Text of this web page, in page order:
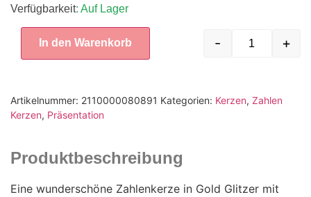
Verfügbarkeit: Auf Lager
- +
In den Warenkorb
Artikelnummer: 2110000080891 Kategorien: Kerzen, Zahlen
Kerzen, Präsentation
Produktbeschreibung
Eine wunderschöne Zahlenkerze in Gold Glitzer mit